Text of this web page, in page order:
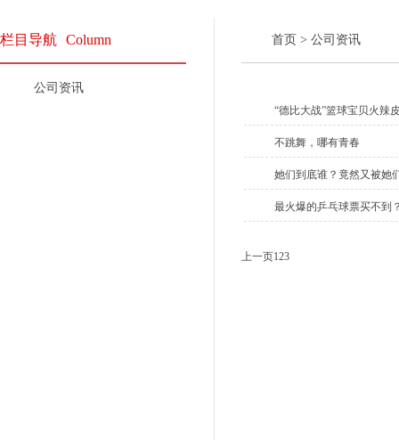
栏目导航 Column
公司资讯
首页 > 公司资讯
“德比大战”篮球宝贝火辣
不跳舞，哪有青春
她们到底谁？竟然又被她
最火爆的乒乓球票买不到
上一页123